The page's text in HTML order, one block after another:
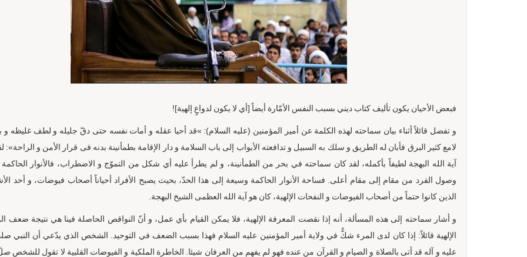
فبعض الأحيان يكون تأليف كتاب ديني بسبب النفس الأمّارة أيضاً [أي لا يكون لدواعٍ إلهية]!
و تفضل قائلاً أثناء بيان سماحته لهذه الكلمة عن أمير المؤمنين (عليه السلام): »قد أحیا عقله و أمات نفسه حتی دقّ جلیله و لطف غلیظه و
لامع کثیر البرق فأبان له الطریق و سلك به السبیل و تدافعته الأبواب إلی باب السلامة و دار الإقامة بطمأنینة بدنه فی قرار الأمن و الراحة»:
آية الله البهجة لطيفاً بأكمله، لقد كان سماحته في بحر من الطمأنينة، و لم يطرأ عليه أي شكل من التموّج و الاضطراب، فالأنوار
وصول الفرد من مقام إلى مقام أعلى. فساحة الأنوار الحاكمة وسيعة إلى هذا الحدّ، بحيث يصبح الأفراد أحياناً أصحاب فيوضات، و أحد
الذين كانوا حتماً من أصحاب الفيوضات و النفحات الإلهية، كان هو آية الله العظمى الشيخ البهجة.
و أشار سماحته إلى هذه المسألة، أنه إذا نقصت المعرفة الإلهية، فلا يمكن القيام بأي عمل، و أنّ النواقص الحاصلة فينا هي نتيجة ضعف
الإلهية قائلاً: إذا كان لدى المرء شكٌّ في ولاية أمير المؤمنين عليه السلام فهذا بسبب الضعف في التوحيد. الشخص الذي يدّعي أن النبي
عليه و آله قد أتى بالصلاة و الصيام و القرآن من عنده فهو لم يفهم من العرفان شيئا. الخاطرة الملكية و الفيوضات القلبية لا تقول للشخص